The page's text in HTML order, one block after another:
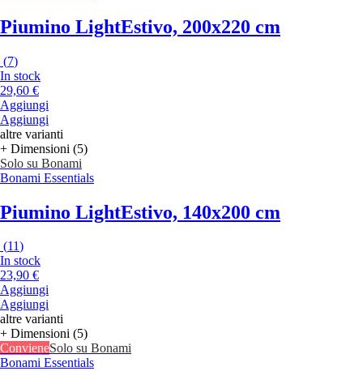
Piumino LightEstivo, 200x220 cm
(7)
In stock
29,60 €
Aggiungi
Aggiungi
altre varianti
+ Dimensioni (5)
Solo su Bonami
Bonami Essentials
Piumino LightEstivo, 140x200 cm
(11)
In stock
23,90 €
Aggiungi
Aggiungi
altre varianti
+ Dimensioni (5)
ConvieneSolo su Bonami
Bonami Essentials